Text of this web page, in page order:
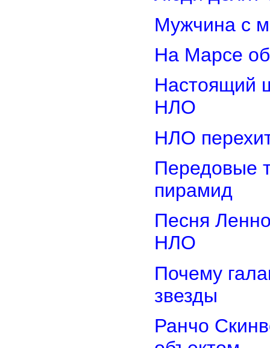
Мужчина с
На Марсе
Настоящий
НЛО
НЛО
Передовые
пирамид
Песня
НЛО
Почему
звезды
Ранчо